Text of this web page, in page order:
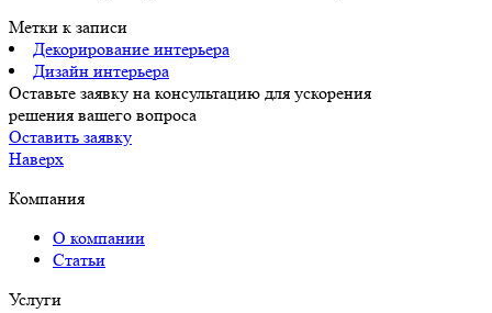
Метки к записи
Декорирование интерьера
Дизайн интерьера
Оставьте заявку на консультацию для ускорения
решения вашего вопроса
Оставить заявку
Наверх
Компания
О компании
Статьи
Услуги